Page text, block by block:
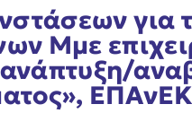
για
Μμε